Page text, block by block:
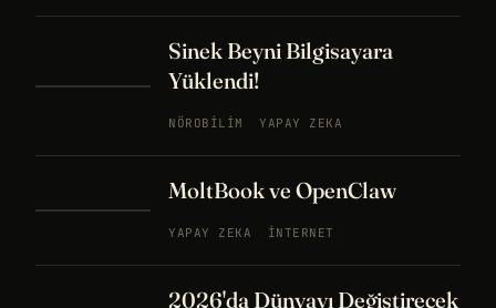
Sinek Beyni Bilgisayara
Yüklendi!
NÖROBILIM YAPAY ZEKA
MoltBook ve OpenClaw
YAPAY ZEKA İNTERNET
2026'da Dünyayı Değiştirecek